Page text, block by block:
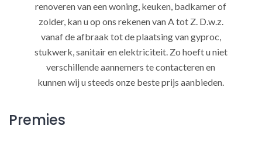
renoveren van een woning, keuken, badkamer of
zolder, kan u op ons rekenen van A tot Z. D.w.z.
vanaf de afbraak tot de plaatsing van gyproc,
stukwerk, sanitair en elektriciteit. Zo hoeft u niet
verschillende aannemers te contacteren en
kunnen wij u steeds onze beste prijs aanbieden.
Premies